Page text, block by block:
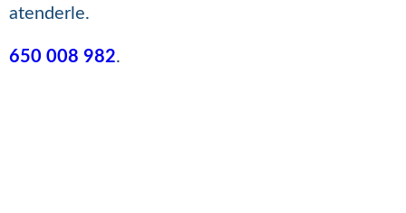
atenderle.
650 008 982.